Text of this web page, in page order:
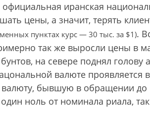
иранская
цены, а значит, терять
пунктах курс — 30 тыс. за $1).
так же выросли цены в
на севере поднял голову
валюте проявляется
бывшую в обращении до
ноль от номинала риала,